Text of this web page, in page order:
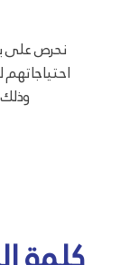
نحرص على